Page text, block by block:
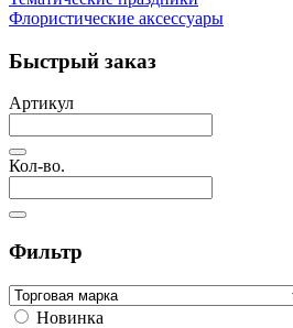
Флористические аксессуары
Быстрый заказ
Артикул
Кол-во.
Фильтр
Новинка